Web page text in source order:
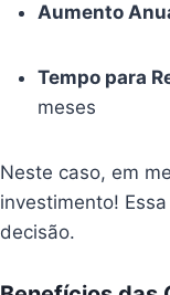
Aumento
Tempo para
meses
Neste caso, em
investimento!
decisão.